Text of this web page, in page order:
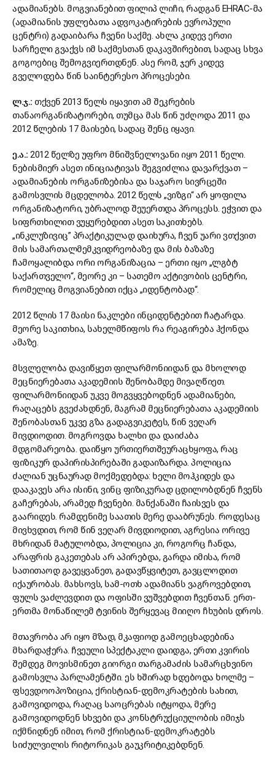
ადამიანებს. მოგვიანებით ფილიპ ლიჩი, რადგან EHRAC-მა
(ადამიანის უფლებათა ადვოკატირების ევროპული
ცენტრი) გადაიბარა ჩვენი საქმე. ახლა კიდევ ერთი
სარჩელი გვაქვს იმ საქმესთან დაკავშირებით, სადაც სხვა
გოგოებიც შემოგვიერთდნენ. ასე რომ, ჯერ კიდევ
გველოდება წინ საინტერესო პროცესები.
ლ.ჯ.: თქვენ 2013 წელს იყავით ამ შეკრების
თანაორგანიზატორები, თუმცა მას წინ უძღოდა 2011 და
2012 წლების 17 მაისები, სადაც შენც იყავი.
ე.ა.: 2012 წელზე უფრო მნიშვნელოვანი იყო 2011 წელი.
ნებისმიერ ასეთ ინიციატივას შეგვიძლია დავარქვათ –
ადამიანების ორგანიზებისა და საჯარო სივრცეში
გამოსვლის მცდელობა. 2012 წელს „ვიზგი“ არ ყოფილა
ორგანიზატორი, უბრალოდ შეუერთდა პროცესს. ეჭვით და
სიფრთხილით ვუყურებდით ასეთ საკითხებს.
„ინკლუზივიც” პრაქტიკულად დაიხურა, ჩვენ უარი ვთქვით
მის სამართალმემკვიდრეობაზე და მის ბაზაზე
ჩამოყალიბდა ორი ორგანიზაცია – ერთი იყო „ლგბტ
საქართველო“, მეორე კი – სათემო აქტივობის ცენტრი,
რომელიც მოგვიანებით იქცა „იდენტობად“.
2012 წლის 17 მაისი ნაკლები ინციდენტებით ჩატარდა.
მეორე საკითხია, სახელმწიფოს რა რეაგირება ჰქონდა
ამაზე.
მსვლელობა დავიწყეთ ფილარმონიიდან და მხოლოდ
მეცნიერებათა აკადემიის შენობამდე მივაღწიეთ.
ფილარმონიიდან უკვე მოგვყვებოდნენ ადამიანები,
რაღაცებს გვეძახდნენ, მაგრამ მეცნიერებათა აკადემიის
შენობასთან უკვე გზა გადაგვიკეტეს, წინ ვეღარ
მივდიოდით. მოგროვდა ხალხი და დაიძაბა
მდგომარეობა. დაიწყო ურთიერთშეურაცხყოფა, რაც
ფიზიკურ დაპირისპირებაში გადაიზარდა. პოლიცია
ძალიან უცნაურად მოქმედებდა: ხელი მოჰკიდეს და
დააკავეს არა ისინი, ვინც ფიზიკურად ცდილობდნენ ჩვენს
გაჩერებას, არამედ ჩვენები. მანქანაში ჩაისვეს და
გაარიდეს. რამდენიმე საათის მერე დააბრუნეს. როდესაც
მივხვდით, რომ წინ ვეღარ მივდიოდით, აგრესია ორივე
მხრიდან მატულობდა, პოლიცია კი, როგორც ჩანდა,
არაფრის გაკეთებას არ აპირებდა, გარდა იმისა, რომ
სათითაოდ გავეყვანეთ, გადავწყვიტეთ, გავცლოდით
იქაურობას. მახსოვს, სამ-ოთხ ადამიანს ვაგროვებდით,
ფულს ვაძლევდით და ოფისში ვუშვებდით ჩვენთან. ერთ-
ერთმა მონაწილემ ტვინის შერყევაც მიიღო ჩხუბის დროს.
მთავრობა არ იყო მზად, მკაფიოდ გამოეცხადებინა
მხარდაჭერა. ჩვეული სპექტაკლი დაიდგა, ერთი კვირის
შემდეგ მოვისმინეთ გიორგი თარგამაძის სამარცხვინო
გამოსვლა პარლამენტში. ეს ხშირად ხდებოდა ხოლმე –
ფსევდოოპოზიცია, ქრისტიან-დემოკრატების სახით,
გამოვიდოდა, რაღაც საოცრებას იტყოდა, მერე
გამოვიდოდნენ სხვები და კონსტრუქციულობის იმიჯს
იქმნიდნენ იმით, რომ ქრისტიან-დემოკრატებს
სიძულვილის რიტორიკას გაუკრიტიკებდნენ.